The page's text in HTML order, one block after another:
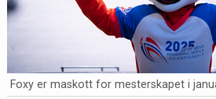
Foxy er maskott for mesterskapet i